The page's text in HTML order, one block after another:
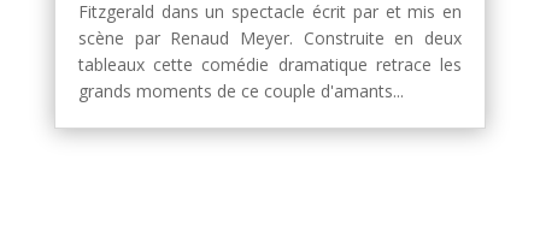
Fitzgerald dans un spectacle écrit par et mis en
scène par Renaud Meyer. Construite en deux
tableaux cette comédie dramatique retrace les
grands moments de ce couple d'amants...